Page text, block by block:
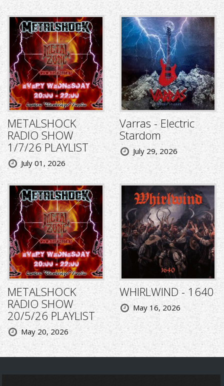
METALSHOCK
RADIO SHOW
1/7/26 PLAYLIST
July 01, 2026
Varras - Electric
Stardom
July 29, 2026
METALSHOCK
RADIO SHOW
20/5/26 PLAYLIST
May 20, 2026
WHIRLWIND - 1640
May 16, 2026